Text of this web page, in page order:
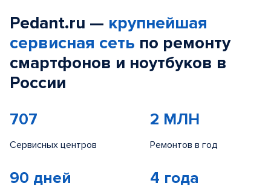
Pedant.ru — крупнейшая
сервисная сеть по ремонту
смартфонов и ноутбуков в
России
707
Сервисных центров
2 МЛН
Ремонтов в год
90 дней 4 года